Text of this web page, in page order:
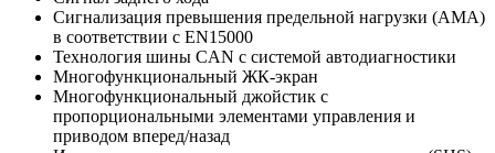
Сигнализация превышения предельной нагрузки (AMA)
в соответствии с EN15000
Технология шины CAN с системой автодиагностики
Многофункциональный ЖК-экран
Многофункциональный джойстик с
пропорциональными элементами управления и
приводом вперед/назад